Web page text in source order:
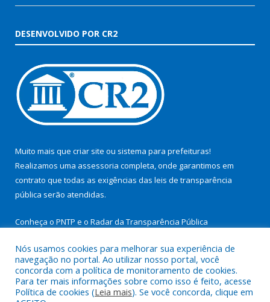
DESENVOLVIDO POR CR2
Muito mais que criar site ou sistema para prefeituras!
Realizamos uma assessoria completa, onde garantimos em
contrato que todas as exigências das leis de transparência
pública serão atendidas.
Conheça o PNTP e o Radar da Transparência Pública
Todos os direitos reservados a Prefeitura Municipal de São
Miguel do Guamá.
Nós usamos cookies para melhorar sua experiência de
navegação no portal. Ao utilizar nosso portal, você
concorda com a política de monitoramento de cookies.
Para ter mais informações sobre como isso é feito, acesse
Política de cookies (Leia mais). Se você concorda, clique em